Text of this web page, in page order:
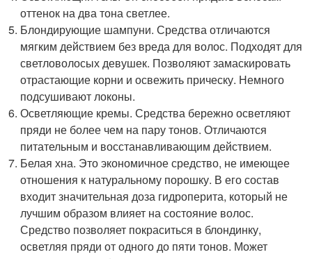
оттенок на два тона светлее.
Блондирующие шампуни. Средства отличаются
мягким действием без вреда для волос. Подходят для
светловолосых девушек. Позволяют замаскировать
отрастающие корни и освежить прическу. Немного
подсушивают локоны.
Осветляющие кремы. Средства бережно осветляют
пряди не более чем на пару тонов. Отличаются
питательным и восстанавливающим действием.
Белая хна. Это экономичное средство, не имеющее
отношения к натуральному порошку. В его состав
входит значительная доза гидроперита, который не
лучшим образом влияет на состояние волос.
Средство позволяет покраситься в блондинку,
осветляя пряди от одного до пяти тонов. Может